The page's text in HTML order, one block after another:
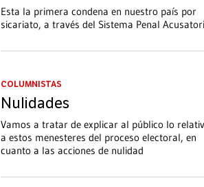
Esta la primera condena en nuestro país por
sicariato, a través del Sistema Penal
COLUMNISTAS
Nulidades
Vamos a tratar de explicar al público lo
a estos menesteres del proceso electoral, en
cuanto a las acciones de nulidad